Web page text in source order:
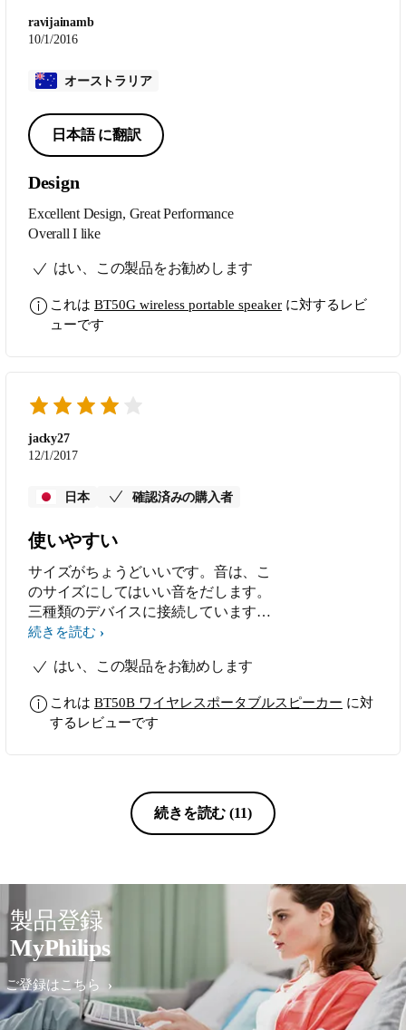
ravijainamb
10/1/2016
オーストラリア
日本語 に翻訳
Design
Excellent Design, Great Performance
Overall I like
はい、この製品をお勧めします
これは BT50G wireless portable speaker に対するレビ
ューです
jacky27
12/1/2017
日本 確認済みの購入者
使いやすい
サイズがちょうどいいです。音は、こ
のサイズにしてはいい音をだします。
三種類のデバイスに接続しています。
そのためか、時々接続できなくなりま
すると接続できるようになります。あ
ための薄いゴムが貼ってあります。こ
れがテーブル等の硬いものの上に置い
ると、そのゴムが少し剥がれかかった
りします。そこを改良してもらえれば
星を追加します。
続きを読む
はい、この製品をお勧めします
これは BT50B ワイヤレスポータブルスピーカー に対
するレビューです
続きを読む (11)
製品登録
MyPhilips
ご登録はこちら